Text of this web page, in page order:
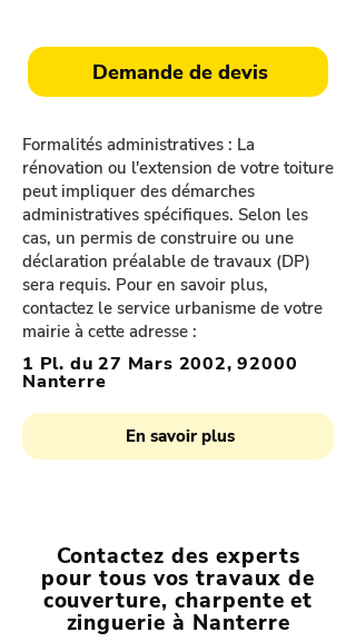
Demande de devis
Formalités administratives : La
rénovation ou l'extension de votre toiture
peut impliquer des démarches
administratives spécifiques. Selon les
cas, un permis de construire ou une
déclaration préalable de travaux (DP)
sera requis. Pour en savoir plus,
contactez le service urbanisme de votre
mairie à cette adresse :
1 Pl. du 27 Mars 2002, 92000
Nanterre
En savoir plus
Contactez des experts
pour tous vos travaux de
couverture, charpente et
zinguerie à Nanterre